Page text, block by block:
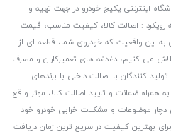
اینترنتی پکیج خودرو در جهت تهیه و
: اصالت کالا، کیفیت مناسب، قیمت
به این واقعیت که خودروی شما، قطعه ای از
می کنیم، دغدغه های تعمیرکاران و مصرف
کنندگان با اصالت داخلی با برندهای
ضمانت و تایید اصالت کالا، موثر واقع
موضوعات و مشکلات خرابی خودرو خود
بهترین کیفیت در سریع ترین زمان دریافت